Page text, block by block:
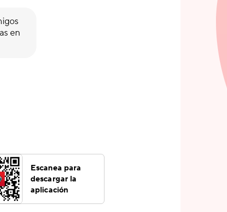
en
Escanea para
descargar la
aplicación